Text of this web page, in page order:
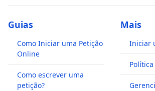
Guias
Como Iniciar uma Petição
Online
Como escrever uma
petição?
Mais
Iniciar